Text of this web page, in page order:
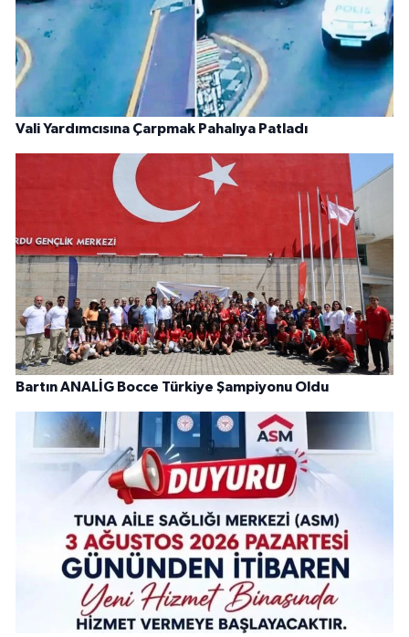
Vali Yardımcısına Çarpmak Pahalıya Patladı
Bartın ANALİG Bocce Türkiye Şampiyonu Oldu